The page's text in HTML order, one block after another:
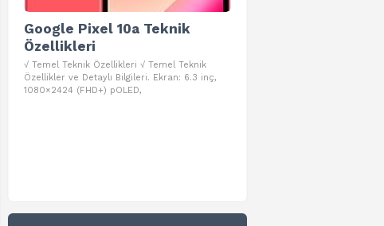
Google Pixel 10a Teknik
Özellikleri
√ Temel Teknik Özellikleri √ Temel Teknik
Özellikler ve Detaylı Bilgileri. Ekran: 6.3 inç,
1080×2424 (FHD+) pOLED,